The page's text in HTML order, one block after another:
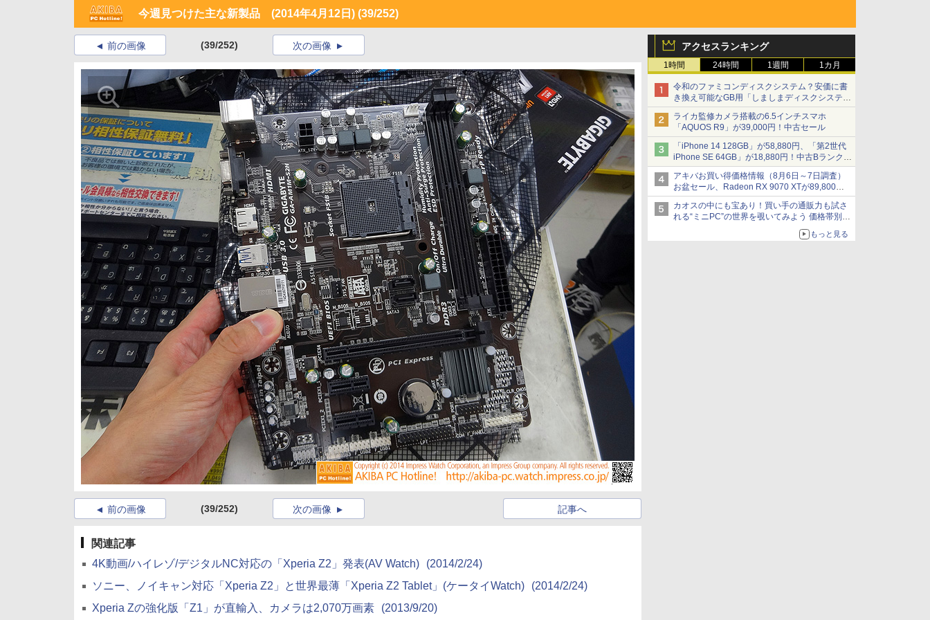
今週見つけた主な新製品 (2014年4月12日) (39/252)
アクセスランキング
1時間 24時間 1週間 1カ月
令和のファミコンディスクシステム？安価に書
き換え可能なGB用「しましまディスクシステ
ム」
ライカ監修カメラ搭載の6.5インチスマホ
「AQUOS R9」が39,000円！中古セール
「iPhone 14 128GB」が58,880円、「第2世代
iPhone SE 64GB」が18,880円！中古Bランク品
セール
アキバお買い得価格情報（8月6日～7日調査）
お盆セール、Radeon RX 9070 XTが89,800
円、水平周波数24.8kHz対応の17型モニターが
9,801円、暑さ指数連動セール ほか
カオスの中にも宝あり！買い手の通販力も試さ
れる“ミニPC”の世界を覗いてみよう 価格帯別に
仕様や特徴を整理、11製品をピックアップ text
もっと見る
前の画像 (39/252) 次の画像
前の画像 (39/252) 記事へ
次の画像
関連記事
4K動画/ハイレゾ/デジタルNC対応の「Xperia Z2」発表(AV Watch)
(2014/2/24)
ソニー、ノイキャン対応「Xperia Z2」と世界最薄「Xperia Z2 Tablet」(ケータイWatch)
(2014/2/24)
Xperia Zの強化版「Z1」が直輸入、カメラは2,070万画素
(2013/9/20)